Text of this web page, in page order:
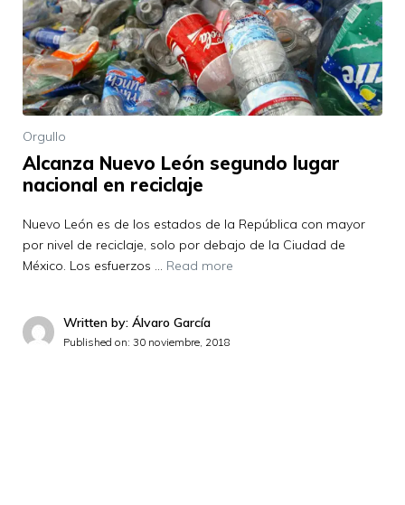
Orgullo
Alcanza Nuevo León segundo lugar
nacional en reciclaje
Nuevo León es de los estados de la República con mayor
por nivel de reciclaje, solo por debajo de la Ciudad de
México. Los esfuerzos … Read more
Written by: Álvaro García
Published on: 30 noviembre, 2018